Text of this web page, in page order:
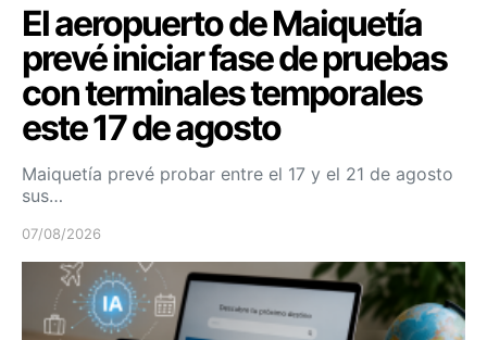
El aeropuerto de Maiquetía
prevé iniciar fase de pruebas
con terminales temporales
este 17 de agosto
Maiquetía prevé probar entre el 17 y el 21 de agosto
sus…
07/08/2026